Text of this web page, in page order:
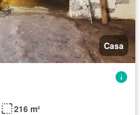
Casa
216 m²